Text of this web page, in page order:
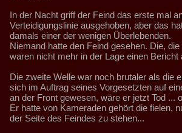
In der Nacht griff der Feind das erste mal
Verteidigungslinie ausgehoben, aber das
damals einer der wenigen Überlebenden.
Niemand hatte den Feind gesehen. Die,
waren nicht mehr in der Lage einen Bericht
Die zweite Welle war noch brutaler als die
sich im Auftrag seines Vorgesetzten auf
an der Front gewesen, wäre er jetzt Tod ...
Er hatte von Kameraden gehört die fielen,
der Seite des Feindes zu stehen...